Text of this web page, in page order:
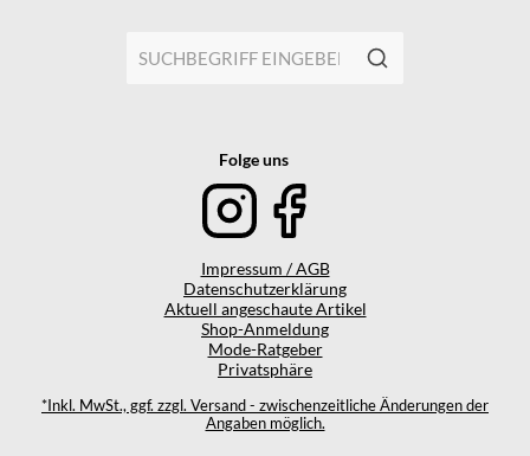
Folge uns
Impressum / AGB
Datenschutzerklärung
Aktuell angeschaute Artikel
Shop-Anmeldung
Mode-Ratgeber
Privatsphäre
*Inkl. MwSt., ggf. zzgl. Versand - zwischenzeitliche Änderungen der
Angaben möglich.